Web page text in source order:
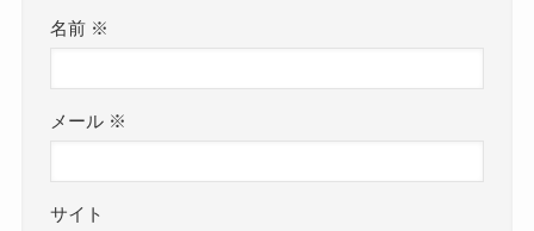
名前 ※
メール ※
サイト